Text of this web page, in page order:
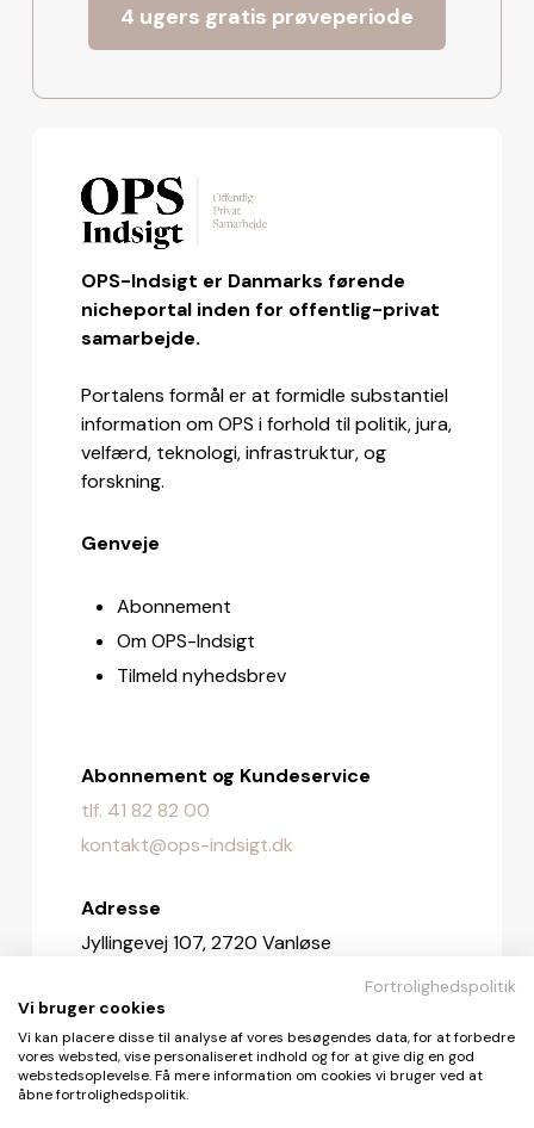
4 ugers gratis prøveperiode
OPS-Indsigt er Danmarks førende
nicheportal inden for offentlig-privat
samarbejde.
Portalens formål er at formidle substantiel
information om OPS i forhold til politik, jura,
velfærd, teknologi, infrastruktur, og
forskning.
Genveje
Abonnement
Om OPS-Indsigt
Tilmeld nyhedsbrev
Abonnement og Kundeservice
tlf. 41 82 82 00
kontakt@ops-indsigt.dk
Adresse
Jyllingevej 107, 2720 Vanløse
Redaktionen
redaktionen@ops-indsigt.dk
Fortrolighedspolitik
Vi bruger cookies
Vi kan placere disse til analyse af vores besøgendes data, for at forbedre
vores websted, vise personaliseret indhold og for at give dig en god
webstedsoplevelse. Få mere information om cookies vi bruger ved at
åbne fortrolighedspolitik.